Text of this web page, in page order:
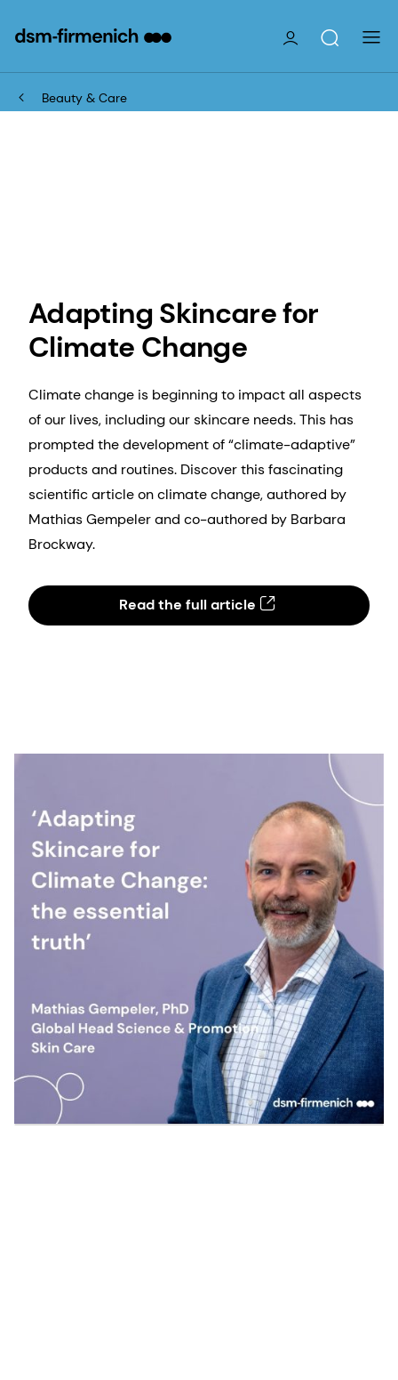
Beauty & Care
Adapting Skincare for
Climate Change
Climate change is beginning to impact all aspects
of our lives, including our skincare needs. This has
prompted the development of “climate-adaptive”
products and routines. Discover this fascinating
scientific article on climate change, authored by
Mathias Gempeler and co-authored by Barbara
Brockway.
Read the full article